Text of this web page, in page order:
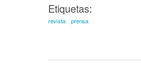
Etiquetas:
revista prensa